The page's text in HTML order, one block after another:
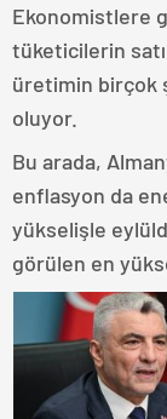
Ekonomistlere
tüketicilerin
üretimin birçok
oluyor.
Bu arada,
enflasyon da
yükselişle
görülen en